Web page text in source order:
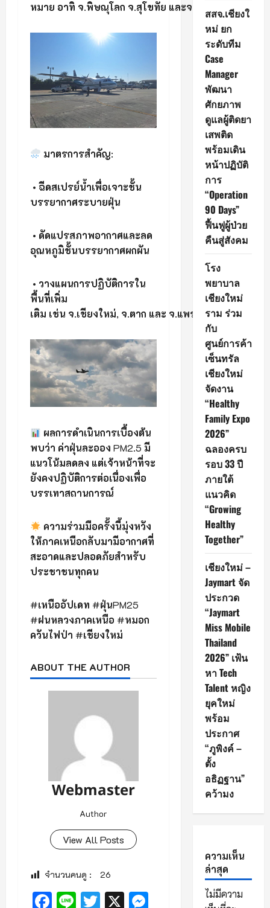
หมาย อาทิ จ.พิษณุโลก จ.สุโขทัย และจ อุตรดิตถ์
มาตรการสำคัญ:
• ฉีดสเปรย์น้ำเพื่อเจาะชั้น
บรรยากาศระบายฝุ่น
• ดัดแปรสภาพอากาศและลด
อุณหภูมิชั้นบรรยากาศผกผัน
• วางแผนการปฏิบัติการใน
พื้นที่เพิ่ม
เติม เช่น จ.เชียงใหม่, จ.ตาก และ จ.แพร่
ผลการดำเนินการเบื้องต้น
พบว่า ค่าฝุ่นละออง PM2.5 มี
แนวโน้มลดลง แต่เจ้าหน้าที่จะ
ยังคงปฏิบัติการต่อเนื่องเพื่อ
บรรเทาสถานการณ์
ความร่วมมือครั้งนี้มุ่งหวัง
ให้ภาคเหนือกลับมามีอากาศที่
สะอาดและปลอดภัยสำหรับ
ประชาชนทุกคน
#เหนืออัปเดท #ฝุ่นPM25
#ฝนหลวงภาคเหนือ #หมอก
ควันไฟป่า #เชียงใหม่
ABOUT THE AUTHOR
Webmaster
Author
View All Posts
จำนวนคนดู : 26
Facebook
LineTwitter
X Messenger
สสจ.เชียงใ
หม่ ยก
ระดับทีม
Case
Manager
พัฒนา
ศักยภาพ
ดูแลผู้ติดยา
เสพติด
พร้อมเดิน
หน้าปฏิบัติ
การ
“Operation
90 Days”
ฟื้นฟูผู้ป่วย
คืนสู่สังคม
โรง
พยาบาล
เชียงใหม่
ราม ร่วม
กับ
ศูนย์การค้า
เซ็นทรัล
เชียงใหม่
จัดงาน
“Healthy
Family Expo
2026”
ฉลองครบ
รอบ 33 ปี
ภายใต้
แนวคิด
“Growing
Healthy
Together”
เชียงใหม่ –
Jaymart จัด
ประกวด
“Jaymart
Miss Mobile
Thailand
2026” เฟ้น
หา Tech
Talent หญิง
ยุคใหม่
พร้อม
ประกาศ
“ภูพิงค์ –
ตั้ง
อธิฏฐาน”
คว้ามง
ความเห็น
ล่าสุด
ไม่มีความ